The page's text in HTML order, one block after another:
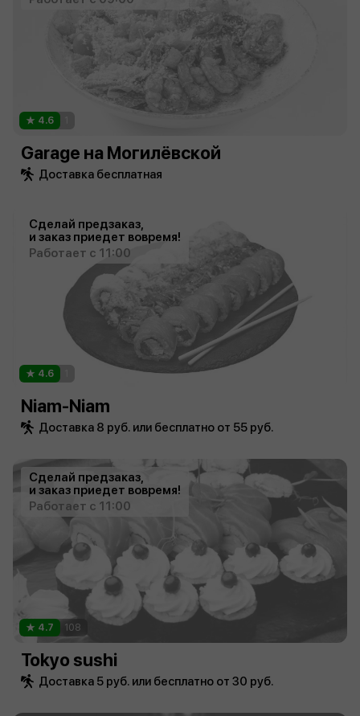
4.6
Garage на Могилёвской
Доставка бесплатная
Сделай предзаказ,
и заказ приедет вовремя!
Работает с 11:00
4.6
Niam-Niam
Доставка 8 руб. или бесплатно от 55 руб.
Сделай предзаказ,
и заказ приедет вовремя!
Работает с 11:00
4.7 108
Tokyo sushi
Доставка 5 руб. или бесплатно от 30 руб.